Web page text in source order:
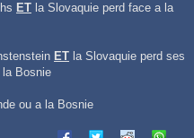
ET la Slovaquie perd face a la
ET la Slovaquie perd ses
Bosnie
ou a la Bosnie